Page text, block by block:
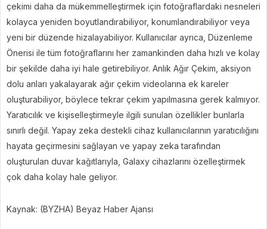
çekimi daha da mükemmelleştirmek için fotoğraflardaki nesneleri
kolayca yeniden boyutlandırabiliyor, konumlandırabiliyor veya
yeni bir düzende hizalayabiliyor. Kullanıcılar ayrıca, Düzenleme
Önerisi ile tüm fotoğraflarını her zamankinden daha hızlı ve kolay
bir şekilde daha iyi hale getirebiliyor. Anlık Ağır Çekim, aksiyon
dolu anları yakalayarak ağır çekim videolarına ek kareler
oluşturabiliyor, böylece tekrar çekim yapılmasına gerek kalmıyor.
Yaratıcılık ve kişiselleştirmeyle ilgili sunulan özellikler bunlarla
sınırlı değil. Yapay zeka destekli cihaz kullanıcılarının yaratıcılığını
hayata geçirmesini sağlayan ve yapay zeka tarafından
oluşturulan duvar kağıtlarıyla, Galaxy cihazlarını özelleştirmek
çok daha kolay hale geliyor.
Kaynak: (BYZHA) Beyaz Haber Ajansı